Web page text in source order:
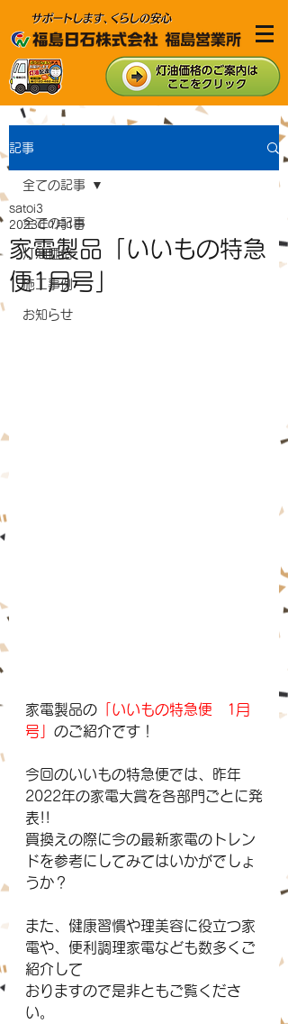
記事
全ての記事
灯油価格
施工事例
お知らせ
全ての記事
家電製品「いいもの特急
便1月号」
satoi3
2023年1月1日
家電製品の 「いいもの特急便　1月
号」 のご紹介です ！
今回のいいもの特急便では、昨年
2022年の家電大賞を各部門ごとに発
表!!
買換えの際に今の最新家電のトレン
ドを参考にしてみてはいかがでしょ
うか？
また、健康習慣や理美容に役立つ家
電や、便利調理家電なども数多くご
紹介して
おりますので是非ともご覧くださ
い。